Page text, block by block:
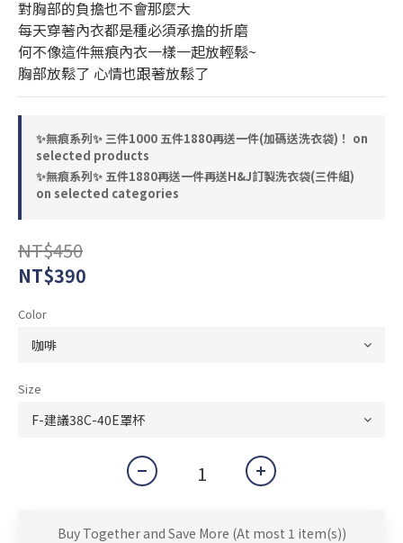
對胸部的負擔也不會那麼大
每天穿著內衣都是種必須承擔的折磨
何不像這件無痕內衣一樣一起放輕鬆~
胸部放鬆了 心情也跟著放鬆了
✨無痕系列✨ 三件1000 五件1880再送一件(加碼送洗衣袋)！ on
selected products
✨無痕系列✨ 五件1880再送一件再送H&J訂製洗衣袋(三件組)
on selected categories
NT$450
NT$390
Color
Size
Buy Together and Save More (At most 1 item(s))